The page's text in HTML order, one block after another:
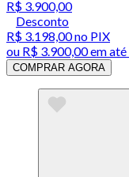
R$ 3.900,00
Desconto
R$ 3.198,00no PIX
ou R$ 3.900,00em até
COMPRAR AGORA